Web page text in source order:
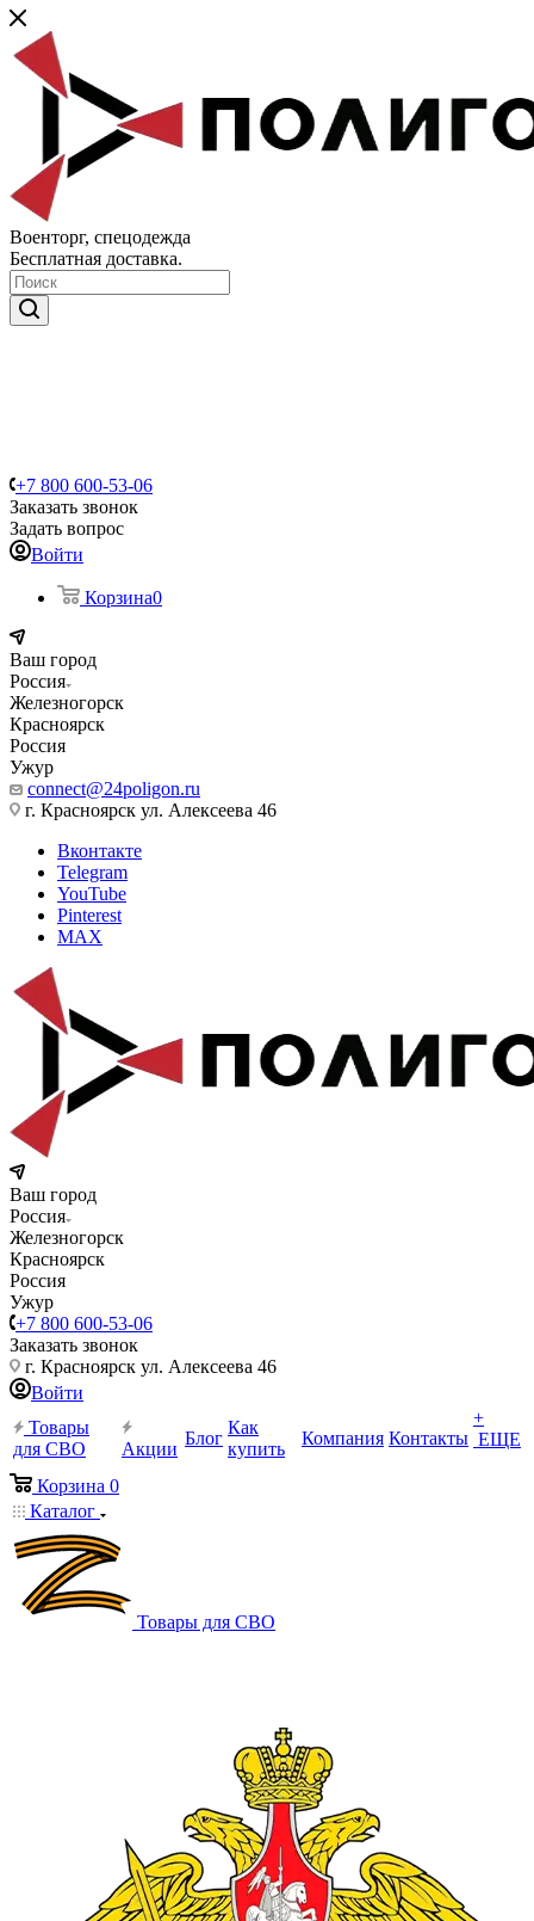
Военторг, спецодежда
Бесплатная доставка.
+7 800 600-53-06
Заказать звонок
Задать вопрос
Войти
Корзина0
Ваш город
Россия
Железногорск
Красноярск
Россия
Ужур
connect@24poligon.ru
г. Красноярск ул. Алексеева 46
Вконтакте
Telegram
YouTube
Pinterest
MAX
Ваш город
Россия
Железногорск
Красноярск
Россия
Ужур
+7 800 600-53-06
Заказать звонок
г. Красноярск ул. Алексеева 46
Войти
Товары
для СВО
Акции
Блог
Как
купить
Компания Контакты
+
ЕЩЕ
Корзина 0
Каталог
Товары для СВО